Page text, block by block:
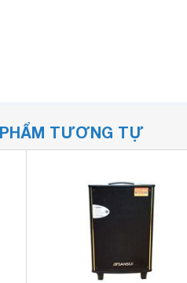
TƯƠNG TỰ